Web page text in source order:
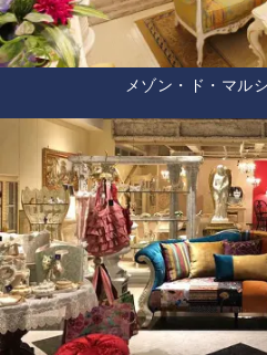
メゾン・ド・マル